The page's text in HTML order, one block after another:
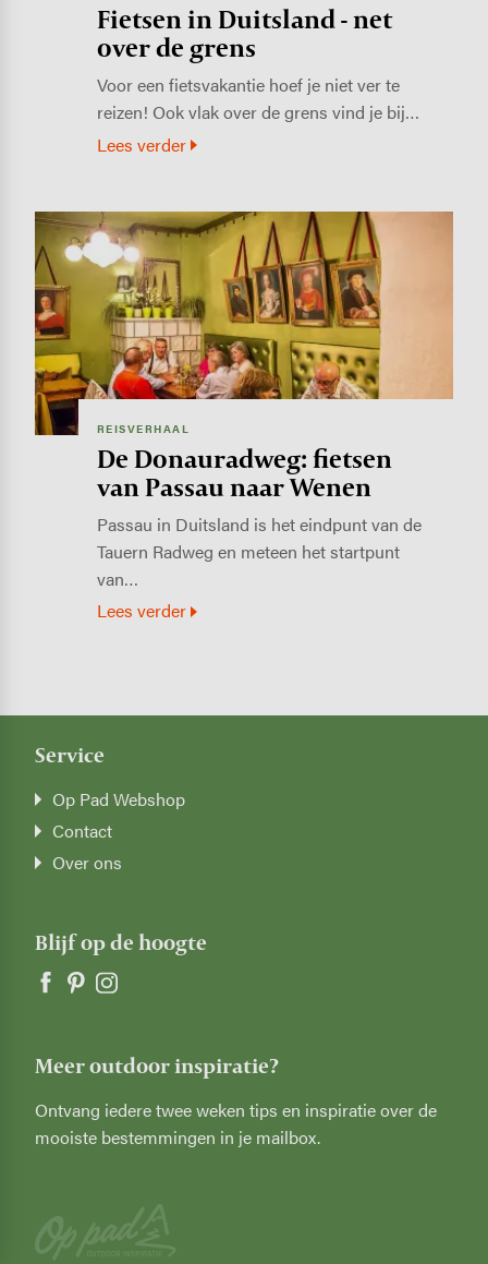
Fietsen in Duitsland - net
over de grens
Voor een fietsvakantie hoef je niet ver te
reizen! Ook vlak over de grens vind je bij…
Lees verder
Image
REISVERHAAL
De Donauradweg: fietsen
van Passau naar Wenen
Passau in Duitsland is het eindpunt van de
Tauern Radweg en meteen het startpunt
van…
Lees verder
Service
Op Pad Webshop
Contact
Over ons
Blijf op de hoogte
Meer outdoor inspiratie?
Ontvang iedere twee weken tips en inspiratie over de
mooiste bestemmingen in je mailbox.